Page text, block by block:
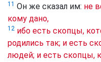
11 Он же сказал им: не
кому дано,
12 ибо есть скопцы,
родились так; и есть
людей; и есть скопцы,